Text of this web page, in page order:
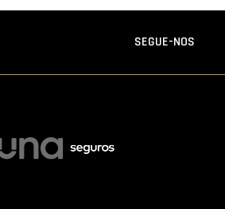
SEGUE-NOS